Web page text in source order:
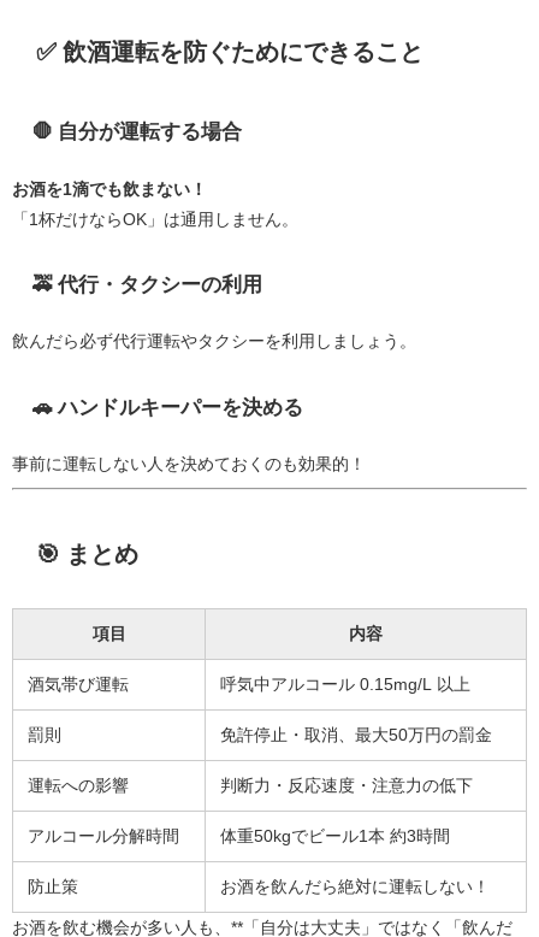
✅ 飲酒運転を防ぐためにできること
🛑 自分が運転する場合
お酒を1滴でも飲まない！
「1杯だけならOK」は通用しません。
🚕 代行・タクシーの利用
飲んだら必ず代行運転やタクシーを利用しましょう。
🚗 ハンドルキーパーを決める
事前に運転しない人を決めておくのも効果的！
🎯 まとめ
項目 内容
酒気帯び運転 呼気中アルコール 0.15mg/L 以上
罰則 免許停止・取消、最大50万円の罰金
運転への影響 判断力・反応速度・注意力の低下
アルコール分解時間 体重50kgでビール1本 約3時間
防止策 お酒を飲んだら絶対に運転しない！
お酒を飲む機会が多い人も、**「自分は大丈夫」ではなく「飲んだ